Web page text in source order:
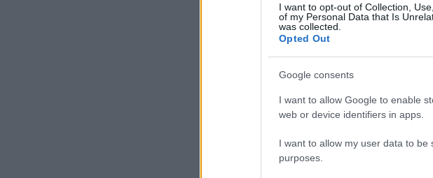
I want to opt-out of Collection,
of my Personal Data that Is
was collected.
Opted Out
Google consents
I want to allow Google to enable
web or device identifiers in apps.
I want to allow my user data to
purposes.